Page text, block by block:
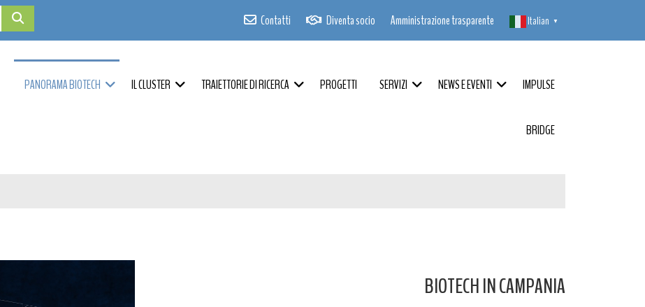
Contatti Diventa socio Amministrazione trasparente Italian ▼
PANORAMA BIOTECH IL CLUSTER TRAIETTORIE DI RICERCA PROGETTI SERVIZI NEWS E EVENTI IMPULSE
BRIDGE
BIOTECH IN CAMPANIA